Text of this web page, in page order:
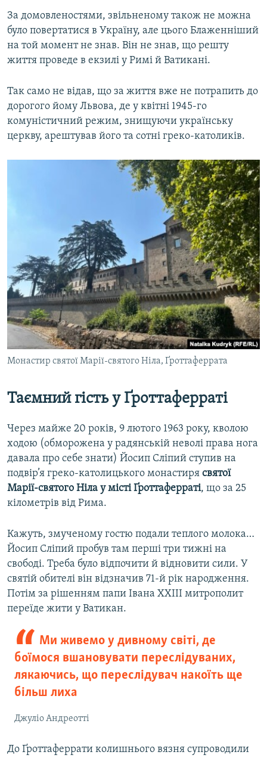
За домовленостями, звільненому також не можна
було повертатися в Україну, але цього Блаженніший
на той момент не знав. Він не знав, що решту
життя проведе в екзилі у Римі й Ватикані.
Так само не відав, що за життя вже не потрапить до
дорогого йому Львова, де у квітні 1945-го
комуністичний режим, знищуючи українську
церкву, арештував його та сотні греко-католиків.
Монастир святої Марії-святого Ніла, Ґроттаферрата
Таємний гість у Ґроттаферраті
Через майже 20 років, 9 лютого 1963 року, кволою
ходою (обморожена у радянській неволі права нога
давала про себе знати) Йосип Сліпий ступив на
подвір’я греко-католицького монастиря святої
Марії-святого Ніла у місті Ґроттаферраті, що за 25
кілометрів від Рима.
Кажуть, змученому гостю подали теплого молока…
Йосип Сліпий пробув там перші три тижні на
свободі. Треба було відпочити й відновити сили. У
святій обителі він відзначив 71-й рік народження.
Потім за рішенням папи Івана XXIII митрополит
переїде жити у Ватикан.
Ми живемо у дивному світі, де
боїмося вшановувати переслідуваних,
лякаючись, що переслідувач накоїть ще
більш лиха
Джуліо Андреотті
До Ґроттаферрати колишнього вязня супроводили